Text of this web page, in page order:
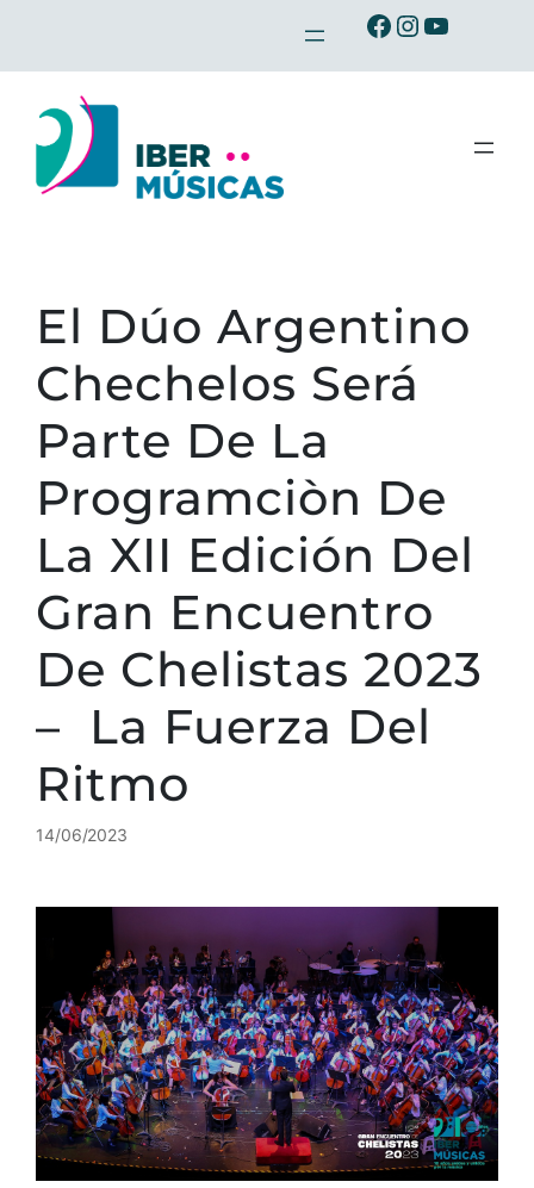
contenido
Ibermusicas en Facebook
Ibermusicas en Instagram
Ibermusicas en Youtube
El Dúo Argentino
Chechelos Será
Parte De La
Programciòn De
La XII Edición Del
Gran Encuentro
De Chelistas 2023
– La Fuerza Del
Ritmo
14/06/2023